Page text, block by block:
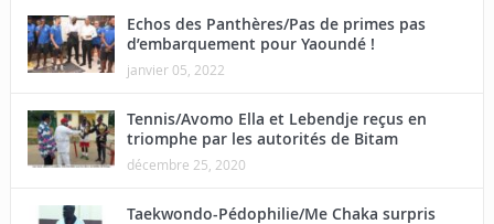
Echos des Panthères/Pas de primes pas
d’embarquement pour Yaoundé !
janvier 05, 2022
Tennis/Avomo Ella et Lebendje reçus en
triomphe par les autorités de Bitam
décembre 25, 2020
Taekwondo-Pédophilie/Me Chaka surpris